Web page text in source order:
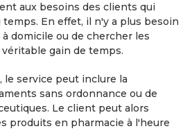
aux besoins des clients qui
En effet, il n'y a plus besoin
domicile ou de chercher les
gain de temps.
le service peut inclure la
sans ordonnance ou de
Le client peut alors
produits en pharmacie à l'heure